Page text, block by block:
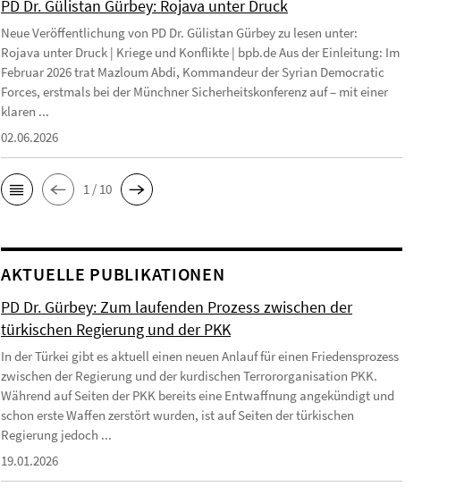
PD Dr. Gülistan Gürbey: Rojava unter Druck
Neue Veröffentlichung von PD Dr. Gülistan Gürbey zu lesen unter:
Rojava unter Druck | Kriege und Konflikte | bpb.de Aus der Einleitung: Im
Februar 2026 trat Mazloum Abdi, Kommandeur der Syrian Democratic
Forces, erstmals bei der Münchner Sicherheitskonferenz auf – mit einer
klaren ...
02.06.2026
1 / 10
AKTUELLE PUBLIKATIONEN
PD Dr. Gürbey: Zum laufenden Prozess zwischen der
türkischen Regierung und der PKK
In der Türkei gibt es aktuell einen neuen Anlauf für einen Friedensprozess
zwischen der Regierung und der kurdischen Terrororganisation PKK.
Während auf Seiten der PKK bereits eine Entwaffnung angekündigt und
schon erste Waffen zerstört wurden, ist auf Seiten der türkischen
Regierung jedoch ...
19.01.2026